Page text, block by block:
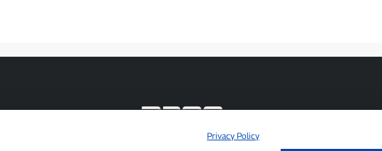
P300.it è una Testata Giornalistica indipendente
Privacy Policy